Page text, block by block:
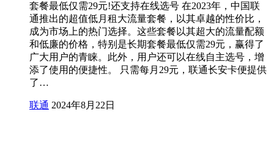
套餐最低仅需29元!还支持在线选号 在2023年，中国联
通推出的超值低月租大流量套餐，以其卓越的性价比，
成为市场上的热门选择。这些套餐以其超大的流量配额
和低廉的价格，特别是长期套餐最低仅需29元，赢得了
广大用户的青睐。此外，用户还可以在线自主选号，增
添了使用的便捷性。 只需每月29元，联通长安卡便提供
了…
联通 2024年8月22日